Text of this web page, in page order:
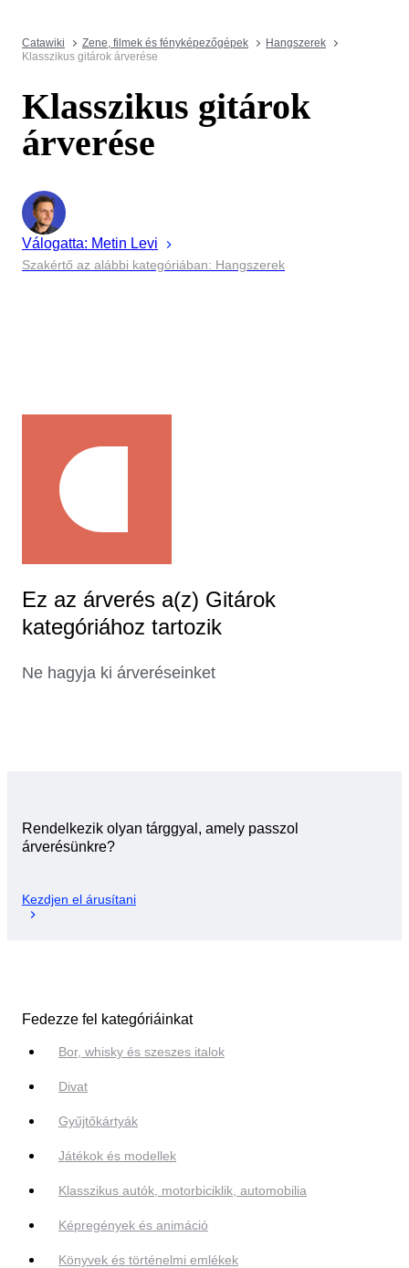
Catawiki Zene, filmek és fényképezőgépek
Hangszerek
Klasszikus gitárok árverése
Klasszikus gitárok
árverése
Válogatta: Metin Levi
Szakértő az alábbi kategóriában: Hangszerek
Ez az árverés a(z) Gitárok
kategóriához tartozik
Ne hagyja ki árveréseinket
Rendelkezik olyan tárggyal, amely passzol
árverésünkre?
Kezdjen el árusítani
Fedezze fel kategóriáinkat
Bor, whisky és szeszes italok
Divat
Gyűjtőkártyák
Játékok és modellek
Klasszikus autók, motorbiciklik, automobilia
Képregények és animáció
Könyvek és történelmi emlékek